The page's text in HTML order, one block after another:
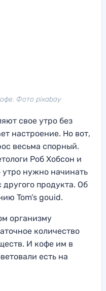
Фото pixabay
свое утро без
настроение. Но вот,
весьма спорный.
Роб Хобсон и
утро нужно начинать
продукта. Об
Tom’s gouid.
организму
количество
И кофе им в
есть на